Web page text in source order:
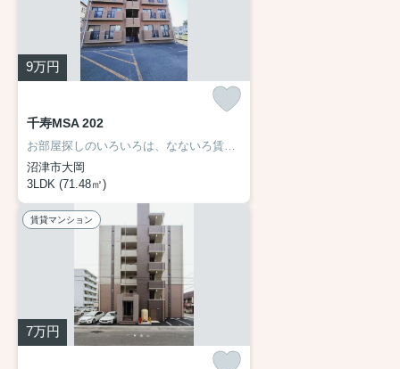
9万円
千寿MSA 202
お部屋探しのいろいろは、なないろ賃貸まで☆
沼津市大岡
3LDK (71.48㎡)
賃貸マンション
7万円